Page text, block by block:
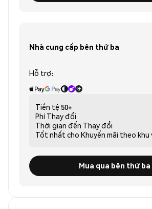
Nhà cung cấp bên thứ ba
Hỗ trợ:
Tiền tệ 50+
Phí Thay đổi
Thời gian đến Thay đổi
Tốt nhất cho Khuyến mãi theo khu
Mua qua bên thứ ba